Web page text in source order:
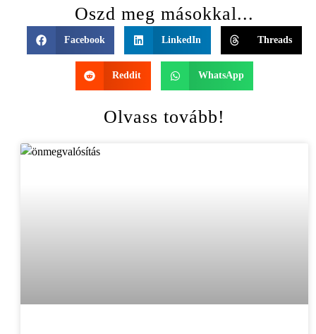
Oszd meg másokkal...
Facebook LinkedIn Threads
Reddit WhatsApp
Olvass tovább!